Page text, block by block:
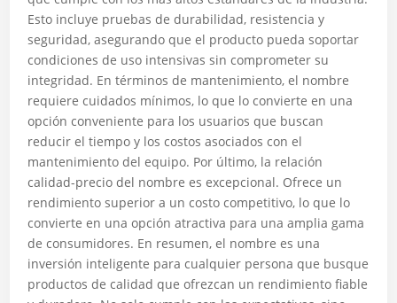
Esto incluye pruebas de durabilidad, resistencia y
seguridad, asegurando que el producto pueda soportar
condiciones de uso intensivas sin comprometer su
integridad. En términos de mantenimiento, el nombre
requiere cuidados mínimos, lo que lo convierte en una
opción conveniente para los usuarios que buscan
reducir el tiempo y los costos asociados con el
mantenimiento del equipo. Por último, la relación
calidad-precio del nombre es excepcional. Ofrece un
rendimiento superior a un costo competitivo, lo que lo
convierte en una opción atractiva para una amplia gama
de consumidores. En resumen, el nombre es una
inversión inteligente para cualquier persona que busque
productos de calidad que ofrezcan un rendimiento fiable